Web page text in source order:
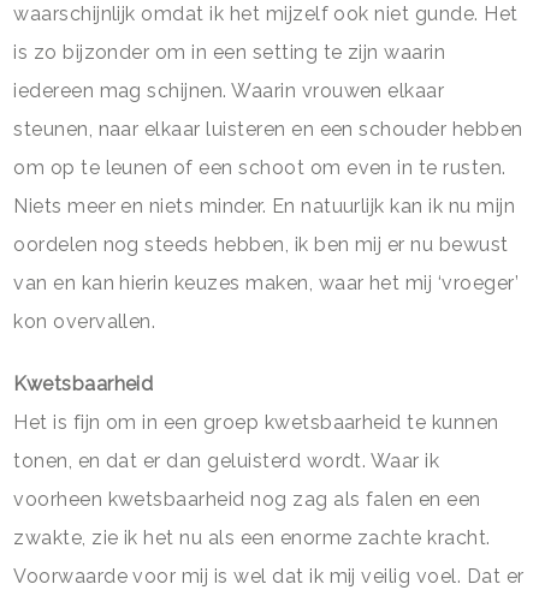
waarschijnlijk omdat ik het mijzelf ook niet gunde. Het
is zo bijzonder om in een setting te zijn waarin
iedereen mag schijnen. Waarin vrouwen elkaar
steunen, naar elkaar luisteren en een schouder hebben
om op te leunen of een schoot om even in te rusten.
Niets meer en niets minder. En natuurlijk kan ik nu mijn
oordelen nog steeds hebben, ik ben mij er nu bewust
van en kan hierin keuzes maken, waar het mij ‘vroeger’
kon overvallen.
Kwetsbaarheid
Het is fijn om in een groep kwetsbaarheid te kunnen
tonen, en dat er dan geluisterd wordt. Waar ik
voorheen kwetsbaarheid nog zag als falen en een
zwakte, zie ik het nu als een enorme zachte kracht.
Voorwaarde voor mij is wel dat ik mij veilig voel. Dat er